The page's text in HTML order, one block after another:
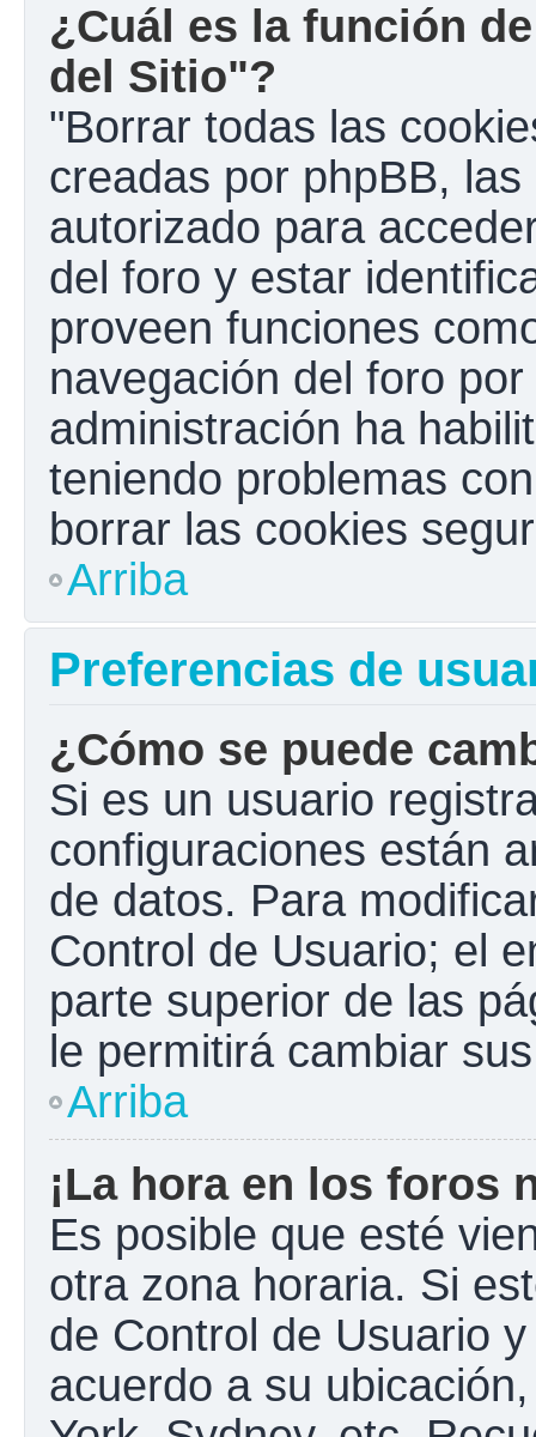
¿Cuál es la función
del Sitio"?
"Borrar todas las
creadas por phpBB,
autorizado para
del foro y estar
proveen funciones
navegación del foro
administración ha
teniendo problemas
borrar las cookies
Arriba
Preferencias de
¿Cómo se puede
Si es un usuario
configuraciones están
de datos. Para
Control de Usuario; el
parte superior de las
le permitirá cambiar
Arriba
¡La hora en los foros
Es posible que esté
otra zona horaria. Si
de Control de Usuario
acuerdo a su